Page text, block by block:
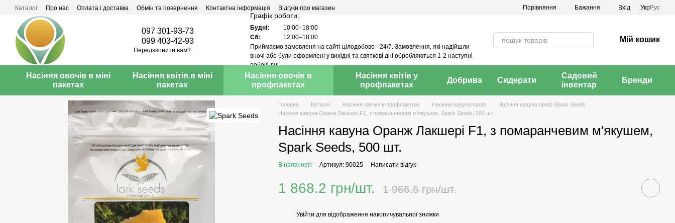
Перейти до основного контенту
Каталог Про нас Оплата і доставка Обмін та повернення Контактна інформація Відгуки про магазин Порівняння Бажання Вхід УкрРус
097 301-93-73
099 403-42-93
Передзвонити вам?
Графік роботи:
Будні:
10:00–18:00
Сб:
12:00–18:00
Приймаємо замовленя на сайті цілодобово - 24/7. Замовлення, які надійшли
вночі або були оформлені у вихідні та святкові дні обробляються 1-2 наступні
робочі дні.
Мій кошик
Насіння овочів в міні
пакетах
Насіння квітів в міні
пакетах
Насіння овочів в
профпакетах
Насіння квітів у
профпакетах
Добрива Сидерати
Садовий
інвентар
Бренди
Головна Каталог Насіння овочів в профпакетах Насіння кавуна проф
Насіння кавуна проф Spark Seeds
Насіння кавуна Оранж Лакшері F1, з помаранчевим м'якушем, Spark Seeds, 500 шт.
Насіння кавуна Оранж Лакшері F1, з помаранчевим м'якушем,
Spark Seeds, 500 шт.
В наявності Артикул: 90025 Написати відгук
1 868.2 грн/шт. 1 966.5 грн/шт.
Увійти для відображення накопичувальної знижки